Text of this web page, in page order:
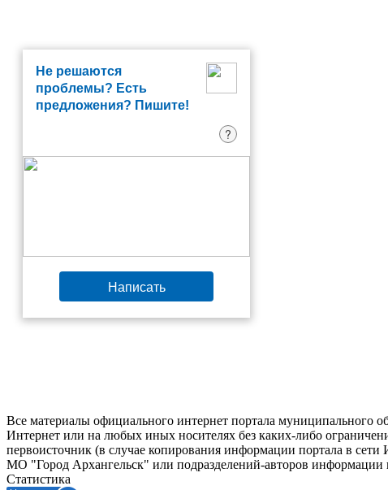
Не решаются
проблемы? Есть
предложения? Пишите!
?
Написать
Все материалы официального интернет портала муниципального
Интернет или на любых иных носителях без каких-либо
первоисточник (в случае копирования информации портала в
МО "Город Архангельск" или подразделений-авторов информации
Статистика